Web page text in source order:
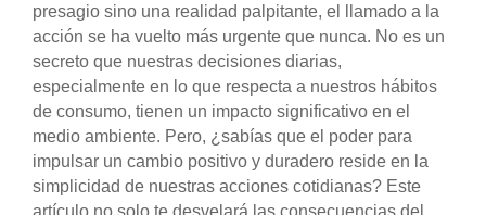
presagio sino una realidad palpitante, el llamado a la
acción se ha vuelto más urgente que nunca. No es un
secreto que nuestras decisiones diarias,
especialmente en lo que respecta a nuestros hábitos
de consumo, tienen un impacto significativo en el
medio ambiente. Pero, ¿sabías que el poder para
impulsar un cambio positivo y duradero reside en la
simplicidad de nuestras acciones cotidianas? Este
artículo no solo te desvelará las consecuencias del